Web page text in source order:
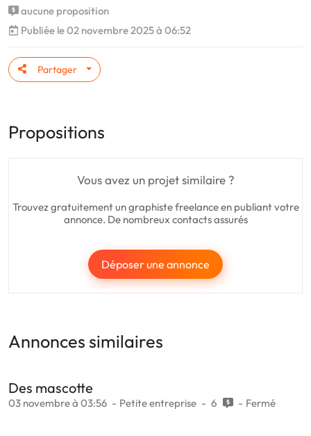
aucune proposition
Publiée le 02 novembre 2025 à 06:52
Partager
Propositions
Vous avez un projet similaire ?
Trouvez gratuitement un graphiste freelance en publiant votre
annonce. De nombreux contacts assurés
Déposer une annonce
Annonces similaires
Des mascotte
03 novembre à 03:56 Petite entreprise 6 Fermé